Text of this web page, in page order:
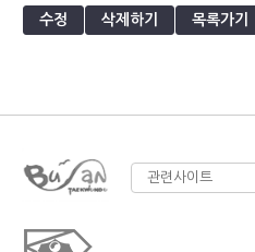
수정 삭제하기 목록가기